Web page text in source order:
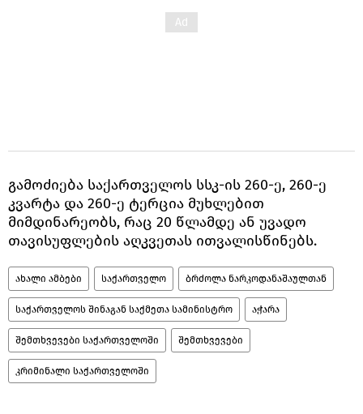
გამოძიება საქართველოს სსკ-ის 260-ე, 260-ე
კვარტა და 260-ე ტერცია მუხლებით
მიმდინარეობს, რაც 20 წლამდე ან უვადო
თავისუფლების აღკვეთას ითვალისწინებს.
ახალი ამბები საქართველო ბრძოლა ნარკოდანაშაულთან
საქართველოს შინაგან საქმეთა სამინისტრო აჭარა
შემთხვევები საქართველოში შემთხვევები
კრიმინალი საქართველოში